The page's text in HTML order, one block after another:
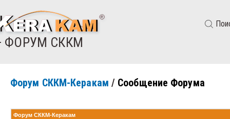
ФОРУМ СККМ
Форум СККМ-Керакам / Сообщение Форума
Форум СККМ-Керакам